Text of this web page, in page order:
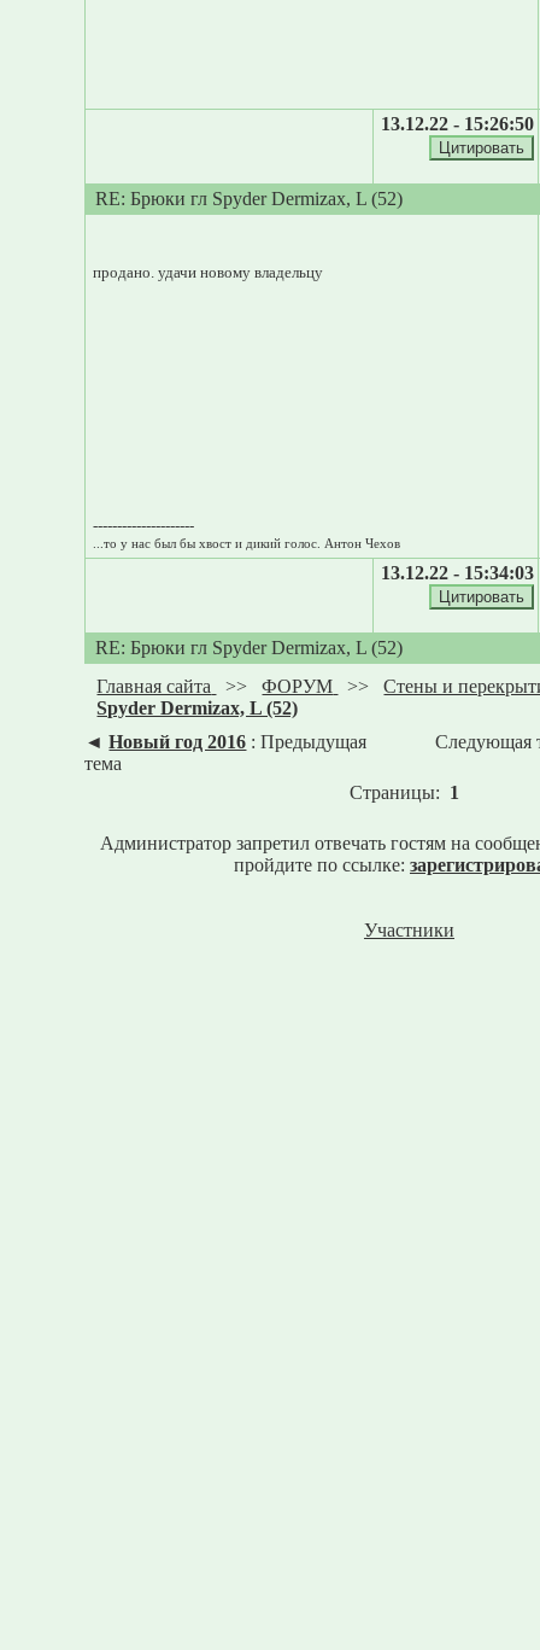
13.12.22 - 15:26:50
RE: Брюки гл Spyder Dermizax, L (52)
продано. удачи новому владельцу
---------------------
...то у нас был бы хвост и дикий голос. Антон Чехов
13.12.22 - 15:34:03
RE: Брюки гл Spyder Dermizax, L (52)
Главная сайта
>>ФОРУМ >>Стены и
Spyder Dermizax, L (52)
◄Новый год 2016 : Предыдущая
тема
Следующая
Страницы: 1
Администратор запретил отвечать гостям на
пройдите по ссылке:
Участники